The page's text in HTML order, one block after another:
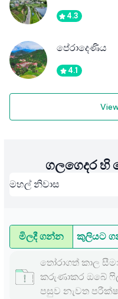
4.3
පේරාදෙණිය
4.1
ගලගෙදර හි
මිලදී ගන්න කුලියට
තෝරාගත් කාල
කරුණාකර ඔබේ
පසුව නැවත